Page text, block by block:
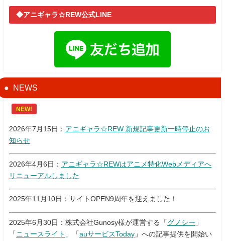
◆アニギャラ☆REW公式LINE
NEWS
NEW!
2026年7月15日： アニギャラ☆REW 新規記事更新一時停止のお
知らせ
2026年4月6日： アニギャラ☆REWはアニメ特化Webメディアへ
リニューアルしました
2025年11月10日：サイトOPEN9周年を迎えました！
2025年6月30日：株式会社Gunosy様が運営する「 グノシー 」
「 ニュースライト 」「auサービスToday 」への記事提供を開始い